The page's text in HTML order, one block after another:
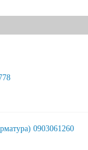
0903061260